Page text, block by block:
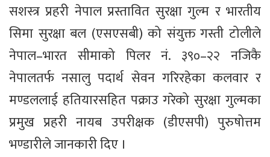
सशस्त्र प्रहरी नेपाल प्रस्तावित सुरक्षा गुल्म र भारतीय
सिमा सुरक्षा बल (एसएसबी) को संयुक्त गस्ती टोलीले
नेपाल–भारत सीमाको पिलर नं. ३९०–२२ नजिकै
नेपालतर्फ नसालु पदार्थ सेवन गरिरहेका कलवार र
मण्डललाई हतियारसहित पक्राउ गरेको सुरक्षा गुल्मका
प्रमुख प्रहरी नायब उपरीक्षक (डीएसपी) पुरुषोत्तम
भण्डारीले जानकारी दिए ।